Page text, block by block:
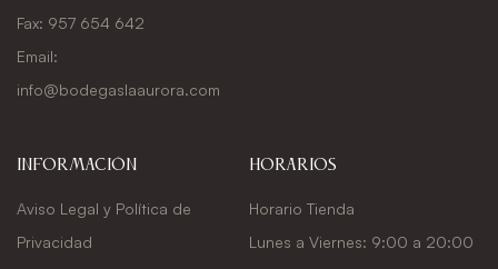
Fax: 957 654 642
Email:
info@bodegaslaaurora.com
Información
Aviso Legal y Política de
Privacidad
Horarios
Horario Tienda
Lunes a Viernes: 9:00 a 20:00